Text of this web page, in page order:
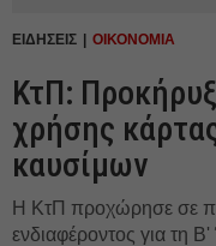
ΕΙΔΗΣΕΙΣ ΟΙΚΟΝΟΜΙΑ
ΚτΠ:
χρήσης
καυσίμων
Η ΚτΠ προχώρησε σε
ενδιαφέροντος για τη